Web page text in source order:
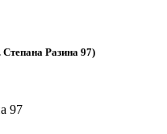
Разина 97)
97